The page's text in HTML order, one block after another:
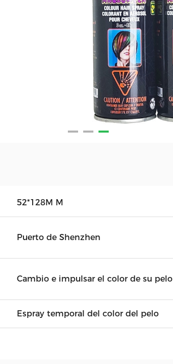
52*128M M
Puerto de Shenzhen
Cambio e impulsar el color de su pelo
Espray temporal del color del pelo